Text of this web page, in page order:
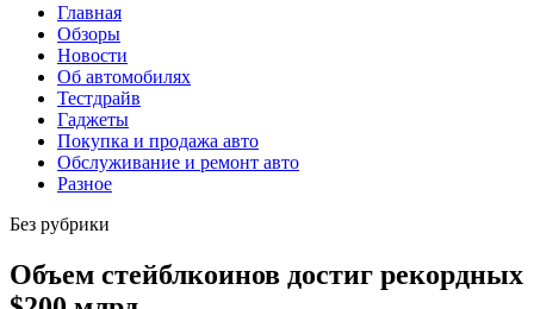
Главная
Обзоры
Новости
Об автомобилях
Тестдрайв
Гаджеты
Покупка и продажа авто
Обслуживание и ремонт авто
Разное
Без рубрики
Объем стейблкоинов достиг рекордных